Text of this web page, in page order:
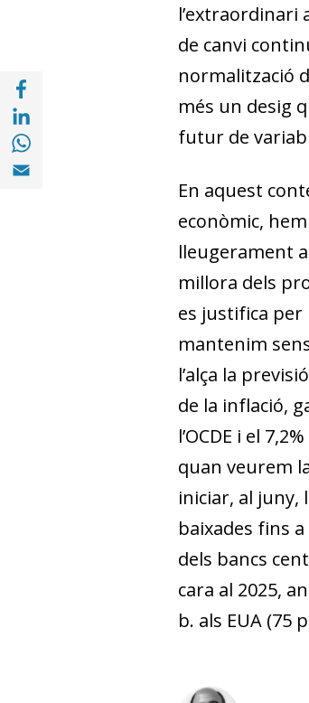
Compartir a Facebook (opens
Compartir a with Linkedin
Compartir a with Whatsapp
l’extraordinari
de canvi
normalització
més un desig
futur de
En aquest
econòmic,
lleugerament
millora dels
es justifica per
mantenim
l’alça la
de la inflació,
l’OCDE i el
quan veurem
iniciar, al juny,
baixades fins
dels bancs
cara al 2025,
b. als EUA (75